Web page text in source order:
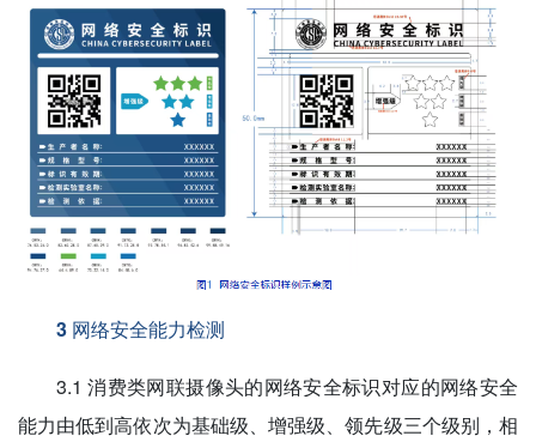
3 网络安全能力检测
3.1 消费类网联摄像头的网络安全标识对应的网络安全
能力由低到高依次为基础级、增强级、领先级三个级别，相